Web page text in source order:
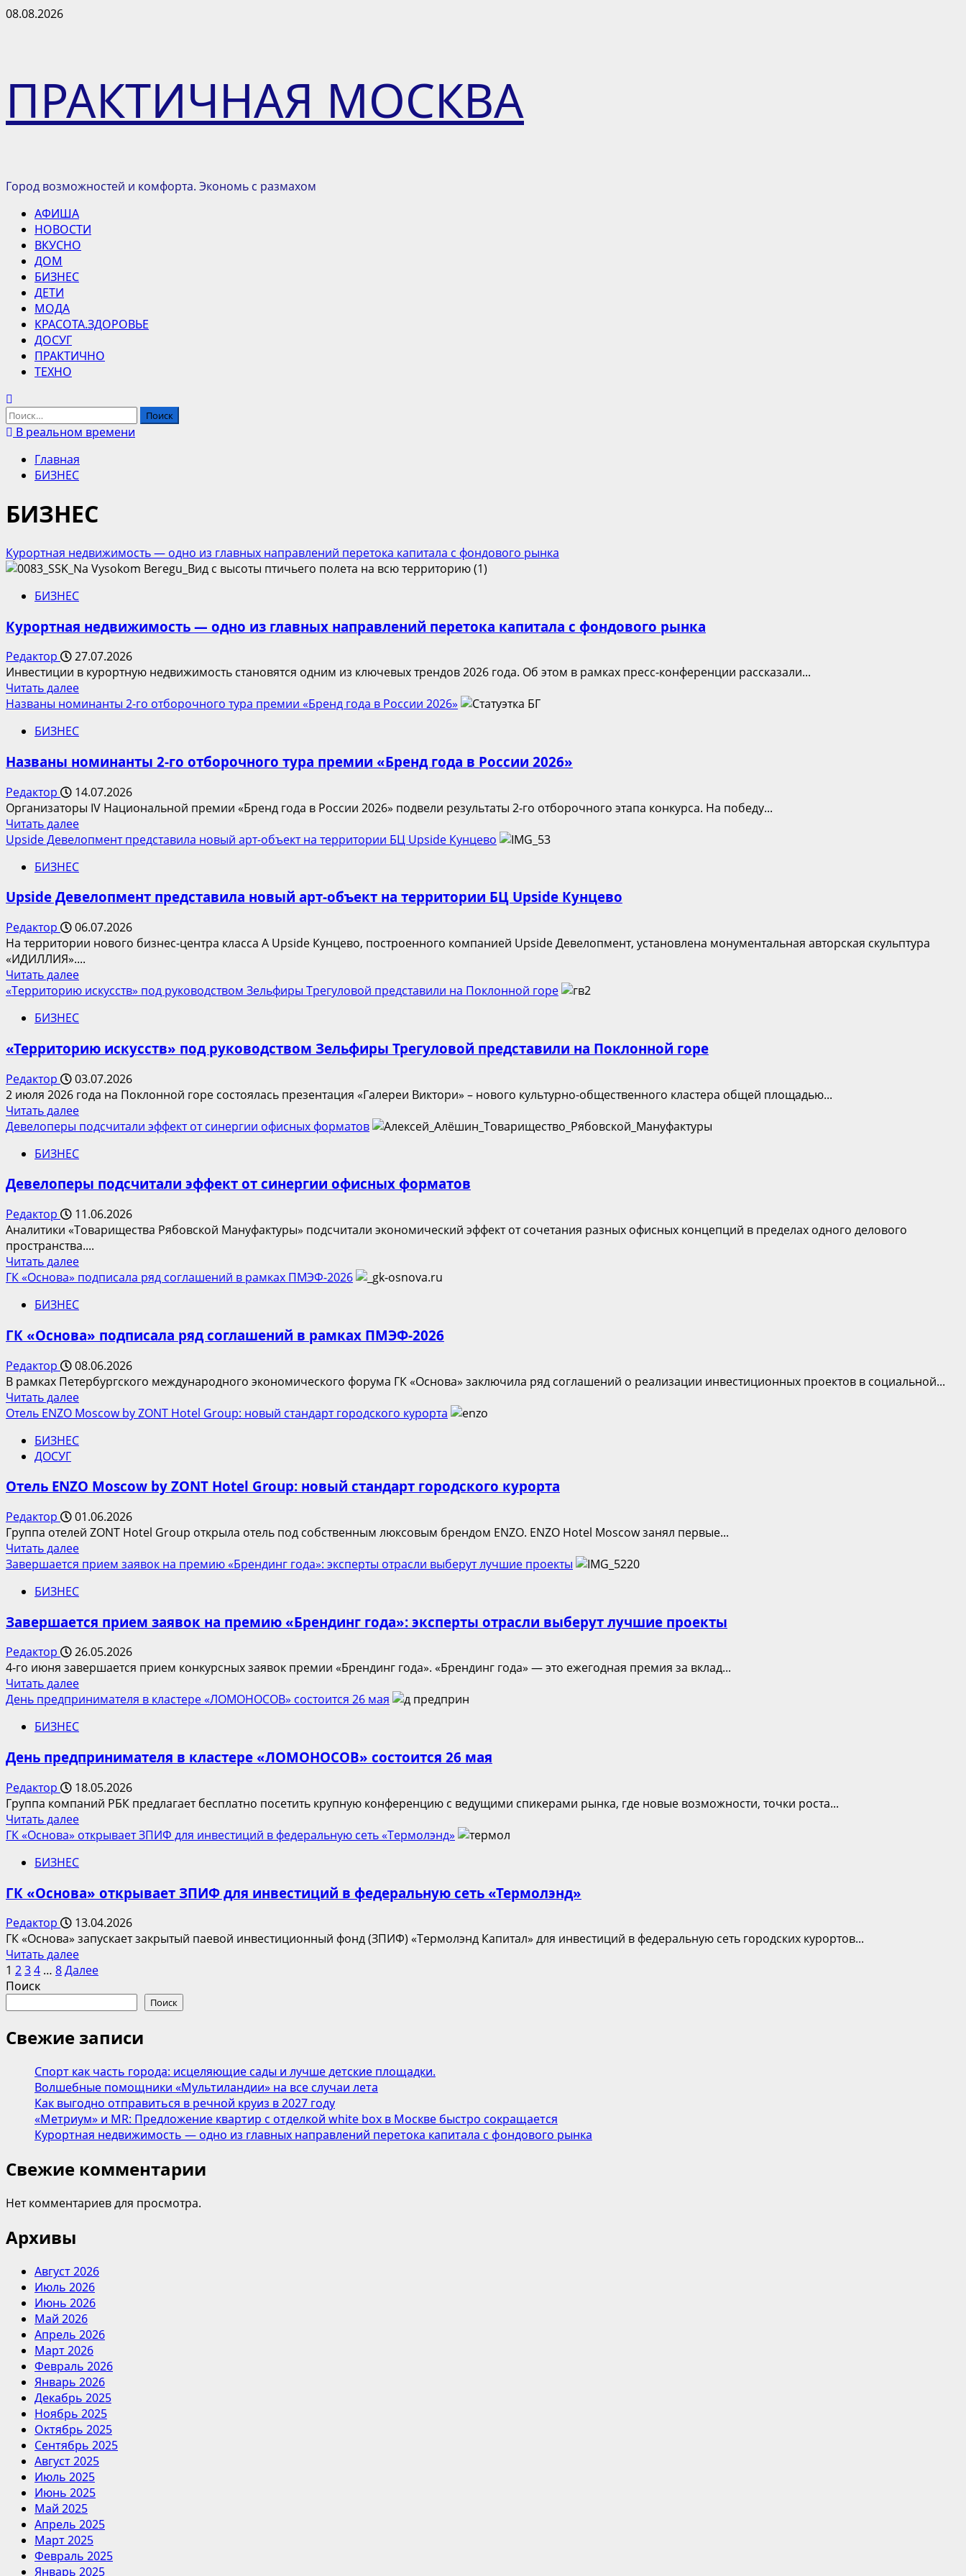
Перейти
08.08.2026
ПРАКТИЧНАЯ МОСКВА
Город возможностей и комфорта. Экономь с размахом
Основное
меню
АФИША
НОВОСТИ
ВКУСНО
ДОМ
БИЗНЕС
ДЕТИ
МОДА
КРАСОТА.ЗДОРОВЬЕ
ДОСУГ
ПРАКТИЧНО
ТЕХНО
Найти:
В реальном времени
Главная
БИЗНЕС
БИЗНЕС
Курортная недвижимость — одно из главных направлений перетока капитала с фондового рынка
БИЗНЕС
Курортная недвижимость — одно из главных направлений перетока капитала с фондового рынка
Редактор
27.07.2026
Инвестиции в курортную недвижимость становятся одним из ключевых трендов 2026 года. Об этом в рамках пресс-конференции рассказали...
Читать далееПрочитать
больше
Курортная
—
из
главных
направлений
перетока
капитала
с
фондового
рынка
Названы номинанты 2-го отборочного тура премии «Бренд года в России 2026»
БИЗНЕС
Названы номинанты 2-го отборочного тура премии «Бренд года в России 2026»
Редактор
14.07.2026
Организаторы IV Национальной премии «Бренд года в России 2026» подвели результаты 2-го отборочного этапа конкурса. На победу...
Читать далееПрочитать
больше
Названы
2-
отборочного
тура
премии
«Бренд
года
в
России
2026»
Upside Девелопмент представила новый арт-объект на территории БЦ Upside Кунцево
БИЗНЕС
Upside Девелопмент представила новый арт-объект на территории БЦ Upside Кунцево
Редактор
06.07.2026
На территории нового бизнес-центра класса А Upside Кунцево, построенного компанией Upside Девелопмент, установлена монументальная авторская скульптура
«ИДИЛЛИЯ»....
Читать далееПрочитать
больше
Upside
представила
арт-
объект
на
территории
БЦ
Upside
Кунцево
«Территорию искусств» под руководством Зельфиры Трегуловой представили на Поклонной горе
БИЗНЕС
«Территорию искусств» под руководством Зельфиры Трегуловой представили на Поклонной горе
Редактор
03.07.2026
2 июля 2026 года на Поклонной горе состоялась презентация «Галереи Виктори» – нового культурно-общественного кластера общей площадью...
Читать далееПрочитать
больше
«Территорию
под
Зельфиры
Трегуловой
представили
на
Поклонной
горе
Девелоперы подсчитали эффект от синергии офисных форматов
БИЗНЕС
Девелоперы подсчитали эффект от синергии офисных форматов
Редактор
11.06.2026
Аналитики «Товарищества Рябовской Мануфактуры» подсчитали экономический эффект от сочетания разных офисных концепций в пределах одного делового
пространства....
Читать далееПрочитать
больше
Девелоперы
эффект
синергии
офисных
форматов
ГК «Основа» подписала ряд соглашений в рамках ПМЭФ-2026
БИЗНЕС
ГК «Основа» подписала ряд соглашений в рамках ПМЭФ-2026
Редактор
08.06.2026
В рамках Петербургского международного экономического форума ГК «Основа» заключила ряд соглашений о реализации инвестиционных проектов в социальной...
Читать далееПрочитать
больше
ГК
ряд
в
рамках
ПМЭФ-2026
Отель ENZO Moscow by ZONT Hotel Group: новый стандарт городского курорта
БИЗНЕС
ДОСУГ
Отель ENZO Moscow by ZONT Hotel Group: новый стандарт городского курорта
Редактор
01.06.2026
Группа отелей ZONT Hotel Group открыла отель под собственным люксовым брендом ENZO. ENZO Hotel Moscow занял первые...
Читать далееПрочитать
больше
Отель
Moscow
ZONT
Hotel
Group:
новый
стандарт
городского
курорта
Завершается прием заявок на премию «Брендинг года»: эксперты отрасли выберут лучшие проекты
БИЗНЕС
Завершается прием заявок на премию «Брендинг года»: эксперты отрасли выберут лучшие проекты
Редактор
26.05.2026
4-го июня завершается прием конкурсных заявок премии «Брендинг года». «Брендинг года» — это ежегодная премия за вклад...
Читать далееПрочитать
больше
Завершается
заявок
премию
«Брендинг
года»:
эксперты
отрасли
выберут
лучшие
проекты
День предпринимателя в кластере «ЛОМОНОСОВ» состоится 26 мая
БИЗНЕС
День предпринимателя в кластере «ЛОМОНОСОВ» состоится 26 мая
Редактор
18.05.2026
Группа компаний РБК предлагает бесплатно посетить крупную конференцию с ведущими спикерами рынка, где новые возможности, точки роста...
Читать далееПрочитать
больше
День
в
«ЛОМОНОСОВ»
состоится
26
мая
ГК «Основа» открывает ЗПИФ для инвестиций в федеральную сеть «Термолэнд»
БИЗНЕС
ГК «Основа» открывает ЗПИФ для инвестиций в федеральную сеть «Термолэнд»
Редактор
13.04.2026
ГК «Основа» запускает закрытый паевой инвестиционный фонд (ЗПИФ) «Термолэнд Капитал» для инвестиций в федеральную сеть городских курортов...
Читать далееПрочитать
больше
открывает
ЗПИФ
инвестиций
в
федеральную
сеть
«Термолэнд»
Пагинация
записей
1 234 … 8Далее
Поиск
Поиск
Свежие записи
Спорт как часть города: исцеляющие сады и лучше детские площадки.
Волшебные помощники «Мультиландии» на все случаи лета
Как выгодно отправиться в речной круиз в 2027 году
«Метриум» и MR: Предложение квартир с отделкой white box в Москве быстро сокращается
Курортная недвижимость — одно из главных направлений перетока капитала с фондового рынка
Свежие комментарии
Нет комментариев для просмотра.
Архивы
Август 2026
Июль 2026
Июнь 2026
Май 2026
Апрель 2026
Март 2026
Февраль 2026
Январь 2026
Декабрь 2025
Ноябрь 2025
Октябрь 2025
Сентябрь 2025
Август 2025
Июль 2025
Июнь 2025
Май 2025
Апрель 2025
Март 2025
Февраль 2025
Январь 2025